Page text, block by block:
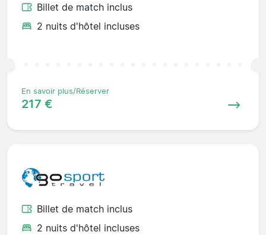
Billet de match inclus
2 nuits d'hôtel incluses
En savoir plus/Réserver
217 €
Billet de match inclus
2 nuits d'hôtel incluses